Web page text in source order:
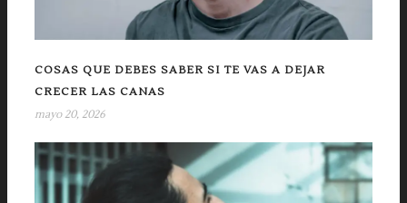
COSAS QUE DEBES SABER SI TE VAS A DEJAR
CRECER LAS CANAS
mayo 20, 2026